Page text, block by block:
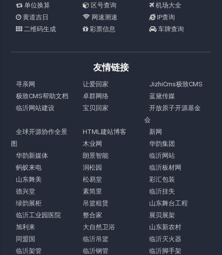
单位换算
区号查询
机场大全
黄道吉日
网速测速
IP查询
二维码生成
彩票信息 车牌查询
友情链接
寻亲网 让爱回家
JizhiCms极致CMS
极致CMS帮助文档
卓群网络
蓝黛传媒
临沂网站建设
宝贝回家
开放原子开源基金
会
全球开源协作全景
图
HTML建站博客
新网
木业网
华韵集团
华韵新媒体
朗景智能
临沂网站
蚂蚁来电
润松园
临沂板材网
山东舞美
松易堂
彩汇包装
德兴堂
素简里
临沂挂失
绿韵展柜
吊篮租赁
山东舞台工程
临沂工业园医院
整合家
展贝展架
旭利来
大自然卫浴
山东新农村
同盟国
临沂吊篮
临沂灭火器
临沂架管
临沂钢管
临沂脚手架